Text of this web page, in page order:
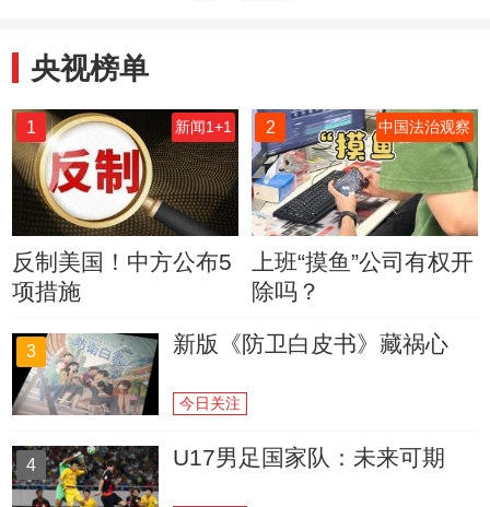
央视榜单
1 新闻1+1
反制美国！中方公布5
项措施
2 中国法治观察
上班“摸鱼”公司有权开
除吗？
3 新版《防卫白皮书》藏祸心
今日关注
4 U17男足国家队：未来可期